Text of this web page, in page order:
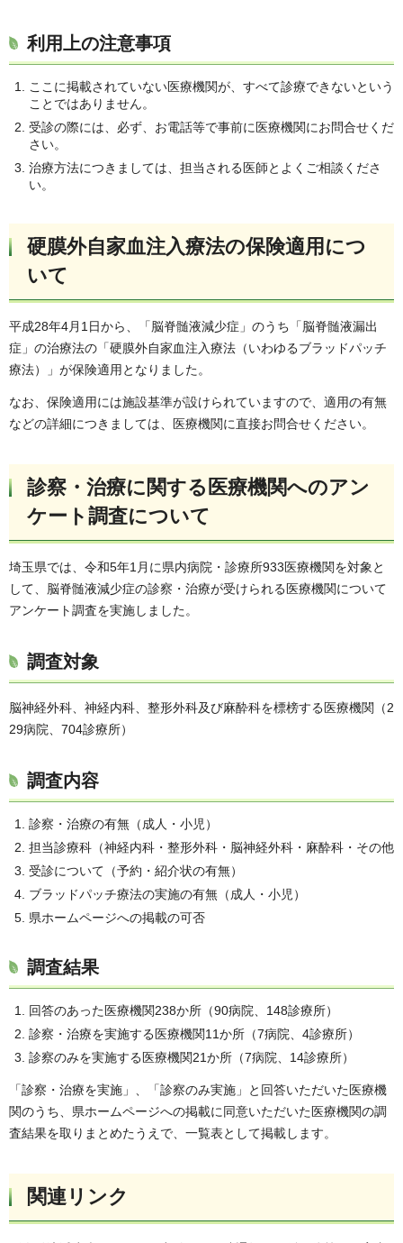
利用上の注意事項
ここに掲載されていない医療機関が、すべて診療できないという
ことではありません。
受診の際には、必ず、お電話等で事前に医療機関にお問合せくだ
さい。
治療方法につきましては、担当される医師とよくご相談くださ
い。
硬膜外自家血注入療法の保険適用につ
いて
平成28年4月1日から、「脳脊髄液減少症」のうち「脳脊髄液漏出
症」の治療法の「硬膜外自家血注入療法（いわゆるブラッドパッチ
療法）」が保険適用となりました。
なお、保険適用には施設基準が設けられていますので、適用の有無
などの詳細につきましては、医療機関に直接お問合せください。
診察・治療に関する医療機関へのアン
ケート調査について
埼玉県では、令和5年1月に県内病院・診療所933医療機関を対象と
して、脳脊髄液減少症の診察・治療が受けられる医療機関について
アンケート調査を実施しました。
調査対象
脳神経外科、神経内科、整形外科及び麻酔科を標榜する医療機関（2
29病院、704診療所）
調査内容
診察・治療の有無（成人・小児）
担当診療科（神経内科・整形外科・脳神経外科・麻酔科・その他
受診について（予約・紹介状の有無）
ブラッドパッチ療法の実施の有無（成人・小児）
県ホームページへの掲載の可否
調査結果
回答のあった医療機関238か所（90病院、148診療所）
診察・治療を実施する医療機関11か所（7病院、4診療所）
診察のみを実施する医療機関21か所（7病院、14診療所）
「診察・治療を実施」、「診察のみ実施」と回答いただいた医療機
関のうち、県ホームページへの掲載に同意いただいた医療機関の調
査結果を取りまとめたうえで、一覧表として掲載します。
関連リンク